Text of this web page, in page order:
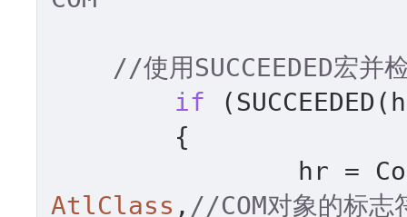
//使用SUCCEEDED宏并
if
hr =
AtlClass , //COM对象的标